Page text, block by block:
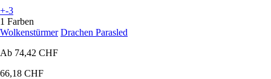
+-3
1 Farben
Wolkenstürmer Drachen Parasled
Ab 74,42 CHF
66,18 CHF